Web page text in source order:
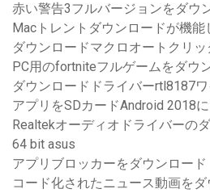
赤い警告3フルバージョンをダウ
Macトレントダウンロードが機能
ダウンロードマクロオートクリッ
PC用のfortniteフルゲームをダウ
ダウンロードドライバーrtl8187
アプリをSDカードAndroid 2018
Realtekオーディオドライバーの
64 bit asus
アプリブロッカーをダウンロード
コード化されたニュース動画を